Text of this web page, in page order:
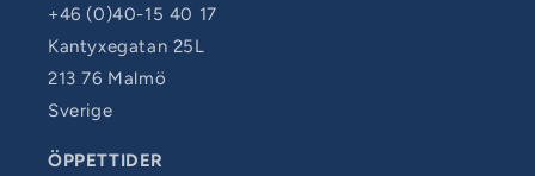
+46 (0)40-15 40 17
Kantyxegatan 25L
213 76 Malmö
Sverige
ÖPPETTIDER